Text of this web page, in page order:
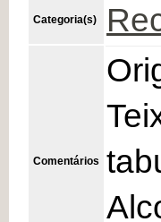
Categoria(s)
Comentários